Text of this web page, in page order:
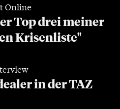
Online
Top drei meiner
Krisenliste"
in der TAZ